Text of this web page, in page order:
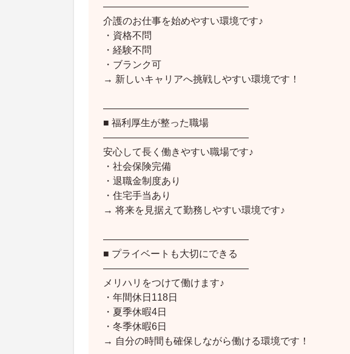
―――――――――――――――
介護のお仕事を始めやすい環境です♪
・資格不問
・経験不問
・ブランク可
→ 新しいキャリアへ挑戦しやすい環境です！
―――――――――――――――
■ 福利厚生が整った職場
―――――――――――――――
安心して長く働きやすい職場です♪
・社会保険完備
・退職金制度あり
・住宅手当あり
→ 将来を見据えて勤務しやすい環境です♪
―――――――――――――――
■ プライベートも大切にできる
―――――――――――――――
メリハリをつけて働けます♪
・年間休日118日
・夏季休暇4日
・冬季休暇6日
→ 自分の時間も確保しながら働ける環境です！